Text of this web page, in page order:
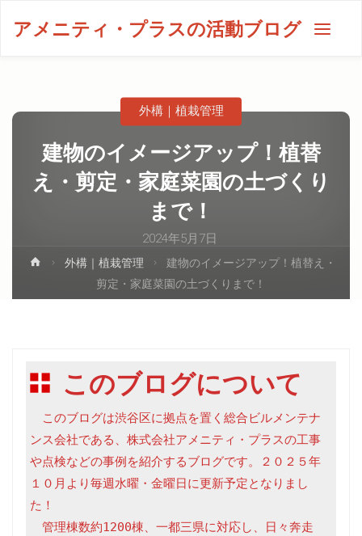
アメニティ・プラスの活動ブログ
建物のイメージアップ！植替
え・剪定・家庭菜園の土づくり
まで！
2024年5月7日
外構｜植栽管理
外構｜植栽管理
建物のイメージアップ！植替え・
剪定・家庭菜園の土づくりまで！
このブログについて
このブログは渋谷区に拠点を置く総合ビルメンテナ
ンス会社である、株式会社アメニティ・プラスの工事
や点検などの事例を紹介するブログです。２０２５年
１０月より毎週水曜・金曜日に更新予定となりまし
た！
管理棟数約1200棟、一都三県に対応し、日々奔走